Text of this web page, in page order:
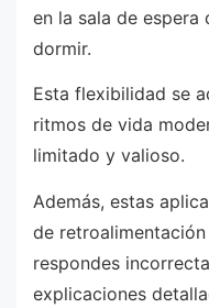
en la sala de
dormir.
Esta flexibilidad se
ritmos de vida
limitado y valioso.
Además, estas
de
respondes
explicaciones